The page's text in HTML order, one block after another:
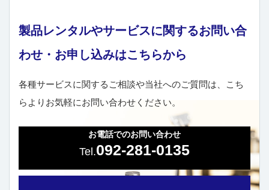
製品レンタルやサービスに関するお問い合
わせ・お申し込みはこちらから
各種サービスに関するご相談や当社へのご質問は、こち
らよりお気軽にお問い合わせください。
お電話でのお問い合わせ
092-281-0135